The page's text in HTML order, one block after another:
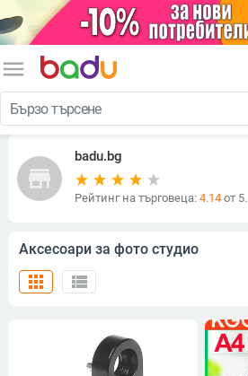
menu
store
badu.bg
Рейтинг на търговеца: 4.14от 5.
Аксесоари за фото студио
view_list
apps